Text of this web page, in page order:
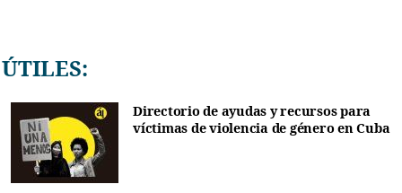
ÚTILES:
Directorio de ayudas y recursos para
víctimas de violencia de género en Cuba